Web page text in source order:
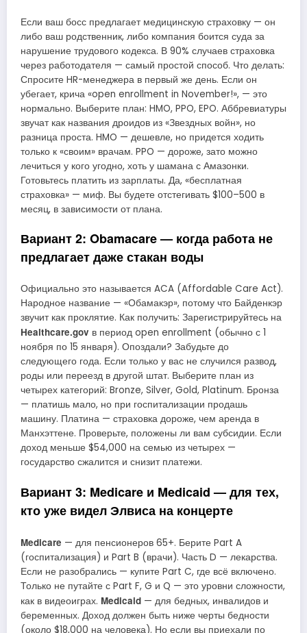
Если ваш босс предлагает медицинскую страховку — он
либо ваш родственник, либо компания боится суда за
нарушение трудового кодекса. В 90% случаев страховка
через работодателя — самый простой способ. Что делать:
Спросите HR-менеджера в первый же день. Если он
убегает, крича «open enrollment in November!», — это
нормально. Выберите план: HMO, PPO, EPO. Аббревиатуры
звучат как названия дроидов из «Звездных войн», но
разница проста. HMO — дешевле, но придется ходить
только к «своим» врачам. PPO — дороже, зато можно
лечиться у кого угодно, хоть у шамана с Амазонки.
Готовьтесь платить из зарплаты. Да, «бесплатная
страховка» — миф. Вы будете отстегивать $100–500 в
месяц, в зависимости от плана.
Вариант 2: Obamacare — когда работа не
предлагает даже стакан воды
Официально это называется ACA (Affordable Care Act).
Народное название — «Обамакэр», потому что Байденкэр
звучит как проклятие. Как получить: Зарегистрируйтесь на
Healthcare.gov в период open enrollment (обычно с 1
ноября по 15 января). Опоздали? Забудьте до
следующего года. Если только у вас не случился развод,
роды или переезд в другой штат. Выберите план из
четырех категорий: Bronze, Silver, Gold, Platinum. Бронза
— платишь мало, но при госпитализации продашь
машину. Платина — страховка дороже, чем аренда в
Манхэттене. Проверьте, положены ли вам субсидии. Если
доход меньше $54,000 на семью из четырех —
государство сжалится и снизит платежи.
Вариант 3: Medicare и Medicaid — для тех,
кто уже видел Элвиса на концерте
Medicare — для пенсионеров 65+. Берите Part A
(госпитализация) и Part B (врачи). Часть D — лекарства.
Если не разобрались — купите Part C, где всё включено.
Только не путайте с Part F, G и Q — это уровни сложности,
как в видеоиграх. Medicaid — для бедных, инвалидов и
беременных. Доход должен быть ниже черты бедности
(около $18,000 на человека). Но если вы приехали по